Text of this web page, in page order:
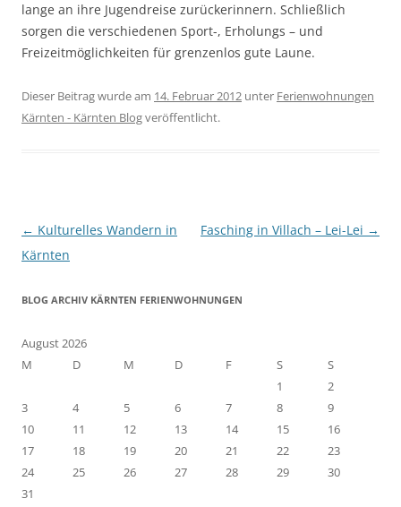
lange an ihre Jugendreise zurückerinnern. Schließlich
sorgen die verschiedenen Sport-, Erholungs – und
Freizeitmöglichkeiten für grenzenlos gute Laune.
Dieser Beitrag wurde am 14. Februar 2012 unter Ferienwohnungen
Kärnten - Kärnten Blogveröffentlicht.
Beitragsnavigation
← Kulturelles Wandern in
Kärnten
Fasching in Villach – Lei-Lei →
BLOG ARCHIV KÄRNTEN FERIENWOHNUNGEN
August 2026
M
D M D F S
S
1
2
3
4 5 6 7 8
9
10
11 12 13 14 15
16
17
18 19 20 21 22
23
24
25 26 27 28 29
30
31